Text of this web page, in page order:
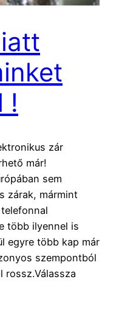
!
zár
már!
sem
zárak, mármint
több ilyennel is
egyre több kap már
szempontból
rossz.Válassza